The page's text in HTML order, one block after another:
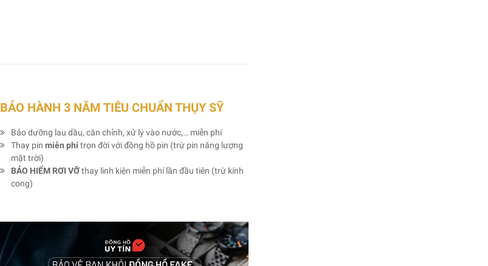
BẢO HÀNH 3 NĂM TIÊU CHUẨN THỤY SỸ
Bảo dưỡng lau dầu, căn chỉnh, xử lý vào nước,… miễn phí
Thay pin miễn phítrọn đời với đồng hồ pin (trừ pin năng lượng
mặt trời)
BẢO HIỂM RƠI VỠthay linh kiện miễn phí lần đầu tiên (trừ kính
cong)